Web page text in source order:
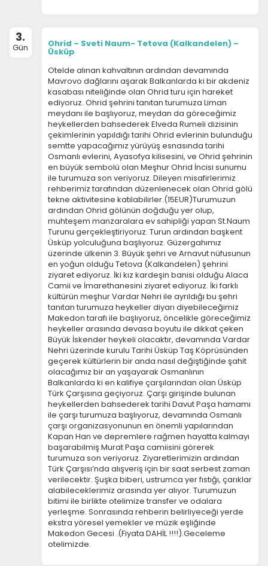
3.
Gün Ohrid – Sveti Naum- Tetova (Kalkandelen) –
Üsküp
Otelde alınan kahvaltının ardından devamında
Mavrovo dağlarını aşarak Balkanlarda ki bir akdeniz
kasabası niteliğinde olan Ohrid turu için hareket
ediyoruz. Ohrid şehrini tanıtan turumuza Liman
meydanı ile başlıyoruz, meydan da göreceğimiz
heykellerden bahsederek Elveda Rumeli dizisinin
çekimlerinin yapıldığı tarihi Ohrid evlerinin bulunduğu
semtte yapacağımız yürüyüş esnasında tarihi
Osmanlı evlerini, Ayasofya kilisesini, ve Ohrid şehrinin
en büyük sembolü olan Meşhur Ohrid İncisi sunumu
ile turumuza son veriyoruz. Dileyen misafirlerimiz
rehberimiz tarafından düzenlenecek olan Ohrid gölü
tekne aktivitesine katılabilirler.(15EUR)Turumuzun
ardından Ohrid gölünün doğduğu yer olup,
muhteşem manzaralara ev sahipliği yapan St.Naum
Turunu gerçekleştiriyoruz. Turun ardından başkent
Üsküp yolculuğuna başlıyoruz. Güzergahımız
üzerinde ülkenin 3. Büyük şehri ve Arnavut nüfusunun
en yoğun olduğu Tetova (Kalkandelen) şehrini
ziyaret ediyoruz. İki kız kardeşin banisi olduğu Alaca
Camii ve İmarethanesini ziyaret ediyoruz. İki farklı
kültürün meşhur Vardar Nehri ile ayrıldığı bu şehri
tanıtan turumuza heykeller diyarı diyebileceğimiz
Makedon tarafı ile başlıyoruz, öncelikle göreceğimiz
heykeller arasında devasa boyutu ile dikkat çeken
Büyük İskender heykeli olacaktır, devamında Vardar
Nehri üzerinde kurulu Tarihi Üsküp Taş Köprüsünden
geçerek kültürlerin bir anda nasıl değiştiğinde şahit
olacağımız bir an yaşayarak Osmanlının
Balkanlarda ki en kalifiye çarşılarından olan Üsküp
Türk Çarşısına geçiyoruz. Çarşı girişinde bulunan
heykellerden bahsederek tarihi Davut Paşa hamamı
ile çarşı turumuza başlıyoruz, devamında Osmanlı
çarşı organizasyonunun en önemli yapılarından
Kapan Han ve depremlere rağmen hayatta kalmayı
başarabilmiş Murat Paşa camiisini görerek
turumuza son veriyoruz. Ziyaretlerimizin ardından
Türk Çarşısı’nda alışveriş için bir saat serbest zaman
verilecektir. Şuşka biberi, ustrumca yer fıstığı, çarıklar
alabileceklerimiz arasında yer alıyor. Turumuzun
bitimi ile birlikte otelimize transfer ve odalara
yerleşme. Sonrasında rehberin belirliyeceği yerde
ekstra yöresel yemekler ve müzik eşliğinde
Makedon Gecesi .(Fiyata DAHİL !!!!).Geceleme
otelimizde.